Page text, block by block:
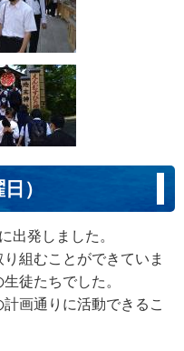
）
出発しました。
組むことができていま
徒たちでした。
画通りに活動できるこ